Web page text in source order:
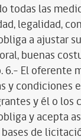
todas las
legalidad,
a ajustar
buenas
El oferente
y condiciones
y él o los
y acepta
de